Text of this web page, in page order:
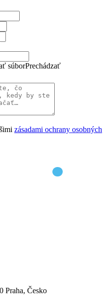
súborPrechádzať
zásadami ochrany osobných
Praha, Česko